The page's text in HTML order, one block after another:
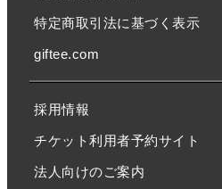
特定商取引法に基づく表示
giftee.com
採用情報
チケット利用者予約サイト
法人向けのご案内